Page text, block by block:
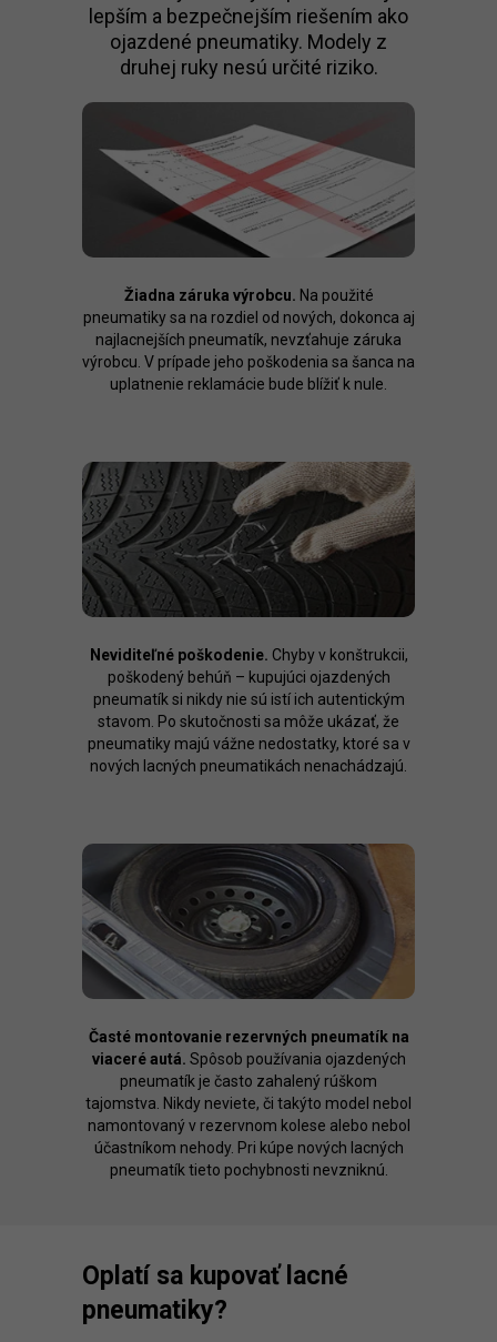
lepším a bezpečnejším riešením ako
ojazdené pneumatiky. Modely z
druhej ruky nesú určité riziko.
Žiadna záruka výrobcu. Na použité
pneumatiky sa na rozdiel od nových, dokonca aj
najlacnejších pneumatík, nevzťahuje záruka
výrobcu. V prípade jeho poškodenia sa šanca na
uplatnenie reklamácie bude blížiť k nule.
Neviditeľné poškodenie. Chyby v konštrukcii,
poškodený behúň – kupujúci ojazdených
pneumatík si nikdy nie sú istí ich autentickým
stavom. Po skutočnosti sa môže ukázať, že
pneumatiky majú vážne nedostatky, ktoré sa v
nových lacných pneumatikách nenachádzajú.
Časté montovanie rezervných pneumatík na
viaceré autá. Spôsob používania ojazdených
pneumatík je často zahalený rúškom
tajomstva. Nikdy neviete, či takýto model nebol
namontovaný v rezervnom kolese alebo nebol
účastníkom nehody. Pri kúpe nových lacných
pneumatík tieto pochybnosti nevzniknú.
Oplatí sa kupovať lacné
pneumatiky?